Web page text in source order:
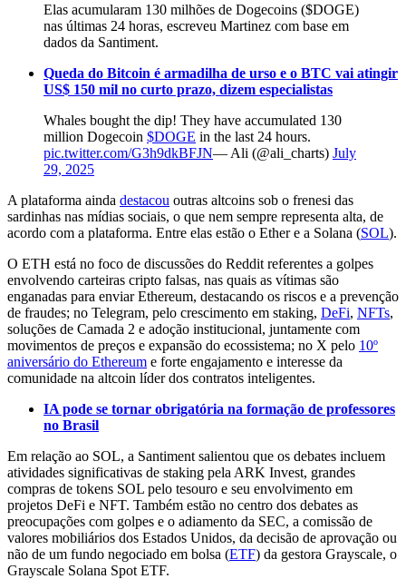
Elas acumularam 130 milhões de Dogecoins ($DOGE)
nas últimas 24 horas, escreveu Martinez com base em
dados da Santiment.
Queda do Bitcoin é armadilha de urso e o BTC vai atingir
US$ 150 mil no curto prazo, dizem especialistas
Whales bought the dip! They have accumulated 130
million Dogecoin $DOGE in the last 24 hours.
pic.twitter.com/G3h9dkBFJN— Ali (@ali_charts) July
29, 2025
A plataforma ainda destacou outras altcoins sob o frenesi das
sardinhas nas mídias sociais, o que nem sempre representa alta, de
acordo com a plataforma. Entre elas estão o Ether e a Solana (SOL).
O ETH está no foco de discussões do Reddit referentes a golpes
envolvendo carteiras cripto falsas, nas quais as vítimas são
enganadas para enviar Ethereum, destacando os riscos e a prevenção
de fraudes; no Telegram, pelo crescimento em staking, DeFi, NFTs,
soluções de Camada 2 e adoção institucional, juntamente com
movimentos de preços e expansão do ecossistema; no X pelo 10º
aniversário do Ethereum e forte engajamento e interesse da
comunidade na altcoin líder dos contratos inteligentes.
IA pode se tornar obrigatória na formação de professores
no Brasil
Em relação ao SOL, a Santiment salientou que os debates incluem
atividades significativas de staking pela ARK Invest, grandes
compras de tokens SOL pelo tesouro e seu envolvimento em
projetos DeFi e NFT. Também estão no centro dos debates as
preocupações com golpes e o adiamento da SEC, a comissão de
valores mobiliários dos Estados Unidos, da decisão de aprovação ou
não de um fundo negociado em bolsa (ETF) da gestora Grayscale, o
Grayscale Solana Spot ETF.